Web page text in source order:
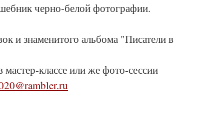
черно-белой фотографии.
и знаменитого альбома "Писатели в
классе или же фото-сессии